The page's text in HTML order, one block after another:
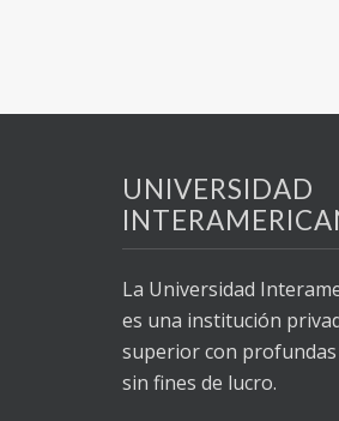
UNIVERSIDAD
La Universidad
es una institución
superior con
sin fines de lucro.